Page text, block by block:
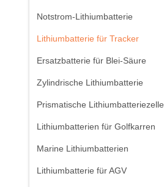
Notstrom-Lithiumbatterie
Lithiumbatterie für Tracker
Ersatzbatterie für Blei-Säure
Zylindrische Lithiumbatterie
Prismatische Lithiumbatteriezelle
Lithiumbatterien für Golfkarren
Marine Lithiumbatterien
Lithiumbatterie für AGV